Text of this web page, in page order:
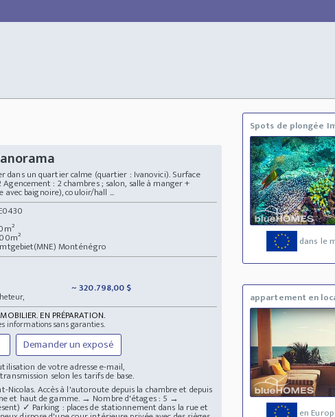
dans un quartier calme (quartier : Ivanovici). Surface
: 2 chambres ; salon, salle à manger +
avec baignoire), couloir/hall ...
Monténégro
~ 320.798,00 $
EN PRÉPARATION.
informations sans garanties.
Demander un exposé
de votre adresse e-mail,
selon les tarifs de base.
Accès à l'autoroute depuis la chambre et depuis
et haut de gamme. → Nombre d'étages : 5 →
✓ Parking : places de stationnement dans la rue et
Spots de plongée
dans le
appartement en
en